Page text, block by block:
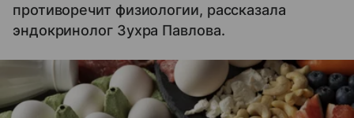
противоречит физиологии, рассказала
эндокринолог Зухра Павлова.